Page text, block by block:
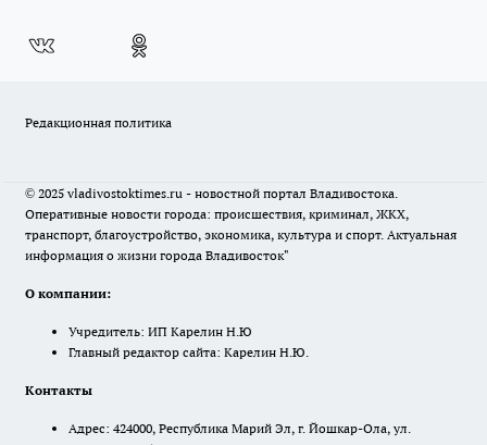
Редакционная политика
© 2025 vladivostoktimes.ru - новостной портал Владивостока.
Оперативные новости города: происшествия, криминал, ЖКХ,
транспорт, благоустройство, экономика, культура и спорт. Актуальная
информация о жизни города Владивосток"
О компании:
Учредитель: ИП Карелин Н.Ю
Главный редактор сайта: Карелин Н.Ю.
Контакты
Адрес: 424000, Республика Марий Эл, г. Йошкар-Ола, ул.